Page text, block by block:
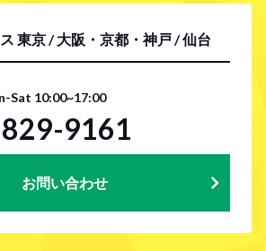
東京 / 大阪・京都・神戸 / 仙台
Sat 10:00~17:00
9161
お問い合わせ